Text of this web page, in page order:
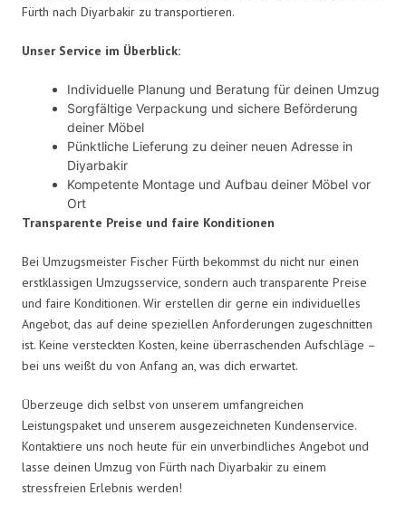
Fürth nach Diyarbakir zu transportieren.
Unser Service im Überblick:
Individuelle Planung und Beratung für deinen Umzug
Sorgfältige Verpackung und sichere Beförderung
deiner Möbel
Pünktliche Lieferung zu deiner neuen Adresse in
Diyarbakir
Kompetente Montage und Aufbau deiner Möbel vor
Ort
Transparente Preise und faire Konditionen
Bei Umzugsmeister Fischer Fürth bekommst du nicht nur einen
erstklassigen Umzugsservice, sondern auch transparente Preise
und faire Konditionen. Wir erstellen dir gerne ein individuelles
Angebot, das auf deine speziellen Anforderungen zugeschnitten
ist. Keine versteckten Kosten, keine überraschenden Aufschläge –
bei uns weißt du von Anfang an, was dich erwartet.
Überzeuge dich selbst von unserem umfangreichen
Leistungspaket und unserem ausgezeichneten Kundenservice.
Kontaktiere uns noch heute für ein unverbindliches Angebot und
lasse deinen Umzug von Fürth nach Diyarbakir zu einem
stressfreien Erlebnis werden!